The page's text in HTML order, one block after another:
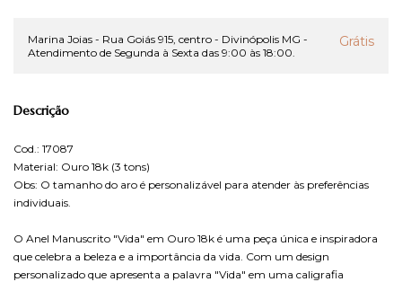
Marina Joias - Rua Goiás 915, centro - Divinópolis MG -
Atendimento de Segunda à Sexta das 9:00 às 18:00.
Grátis
Descrição
Cod.: 17087
Material: Ouro 18k (3 tons)
Obs: O tamanho do aro é personalizável para atender às preferências
individuais.
O Anel Manuscrito "Vida" em Ouro 18k é uma peça única e inspiradora
que celebra a beleza e a importância da vida. Com um design
personalizado que apresenta a palavra "Vida" em uma caligrafia